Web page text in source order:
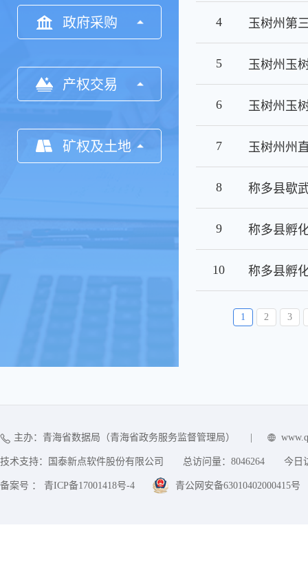
政府采购
产权交易
矿权及土地
4
5 玉树州玉
6
7 玉树州州
8 称多县歇
9
10 称多县孵
1 2 3
主办：青海省数据局（青海省政务服务监督管理局）
技术支持：国泰新点软件股份有限公司 总访问量： 8046264 今日
备案号 ： 青ICP备17001418号-4 青公网安备63010402000415号